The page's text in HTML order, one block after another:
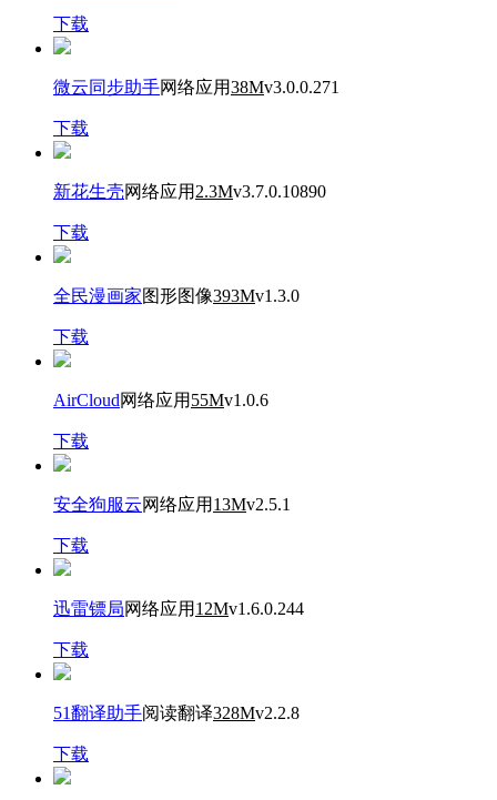
下载
微云同步助手网络应用38Mv3.0.0.271
下载
新花生壳网络应用 2.3Mv3.7.0.10890
下载
全民漫画家图形图像393Mv1.3.0
下载
AirCloud网络应用 55Mv1.0.6
下载
安全狗服云网络应用 13Mv2.5.1
下载
迅雷镖局网络应用 12Mv1.6.0.244
下载
51翻译助手阅读翻译328Mv2.2.8
下载